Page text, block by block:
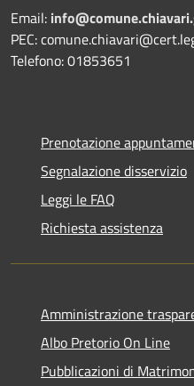
Email:
PEC:
Telefono: 01853651
Prenotazione
Segnalazione disservizio
Leggi le FAQ
Richiesta assistenza
Amministrazione
Albo Pretorio On Line
Pubblicazioni di